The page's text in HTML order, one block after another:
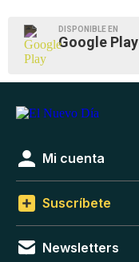
DISPONIBLE EN
Google Play
Mi cuenta
Suscríbete
Newsletters